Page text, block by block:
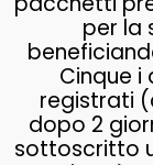
per la
Cinque i
registrati
dopo 2
sottoscritto